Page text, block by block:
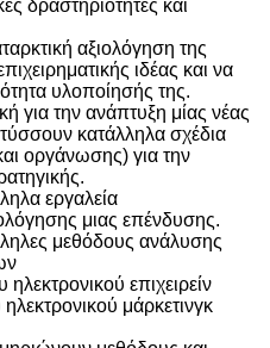
δραστηριότητες και
αξιολόγηση της
ιδέας και να
υλοποίησής της.
για την ανάπτυξη μίας νέας
κατάλληλα σχέδια
οργάνωσης) για την
εργαλεία
μιας επένδυσης.
μεθόδους ανάλυσης
ηλεκτρονικού επιχειρείν
μάρκετινγκ